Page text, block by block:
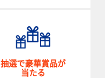
抽選で豪華賞品が
当たる